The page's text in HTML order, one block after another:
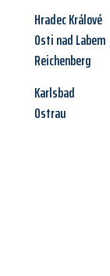
Hradec Králové
Osti nad Labem
Reichenberg
Karlsbad
Ostrau